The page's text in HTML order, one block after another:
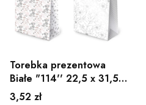
Torebka prezentowa
Białe "114'' 22,5 x 31,5 x
10,8
Cena
3,52 zł